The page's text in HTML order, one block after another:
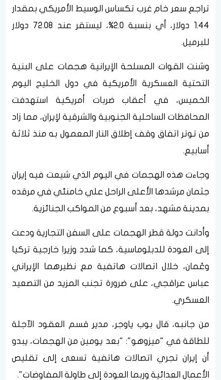
تراجع سعر خام غرب تكساس الوسيط الأمريكي بمقدار
1.44 دولار، أي بنسبة 2.0%، ليستقر عند 72.08 دولار
للبرميل.
وشنت القوات المسلحة الإيرانية هجمات على البنية
التحتية العسكرية الأمريكية في دول الخليج اليوم
الخميس، في أعقاب ضربات أمريكية استهدفت
المحافظات الساحلية الجنوبية والشرقية لإيران، مما زاد
من توتر اتفاق وقف إطلاق النار المعمول به منذ ثلاثة
أسابيع.
وجاءت هذه الهجمات في اليوم الذي شيعت فيه إيران
جثمان مرشدها الأعلى الراحل علي خامنئي في مرقده
بمدينة مشهد، بعد أسبوع من المواكب الجنائزية.
وأدانت دولة قطر الهجمات على السفن التجارية ودعت
إلى العودة للدبلوماسية، كما شدد وزيرا خارجية تركيا
وعُمان، خلال اتصالات هاتفية مع نظيرهما الإيراني
عباس عراقجي، على ضرورة تجنب المزيد من التصعيد
العسكري.
من جانبه، قال بوب ياوجر، مدير قسم العقود الآجلة
للطاقة في "ميزوهو": "بعد يومين من الهجمات، يبدو
أن إيران تجري اتصالات هاتفية تسعى إلى تقليص
الأعمال العدائية وربما العودة إلى طاولة المفاوضات".